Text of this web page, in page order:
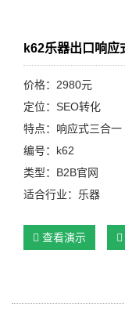
k62乐器出口响应
价格：2980元
定位：SEO转化
特点：响应式三合一
编号：k62
类型：B2B官网
适合行业：乐器
查看演示